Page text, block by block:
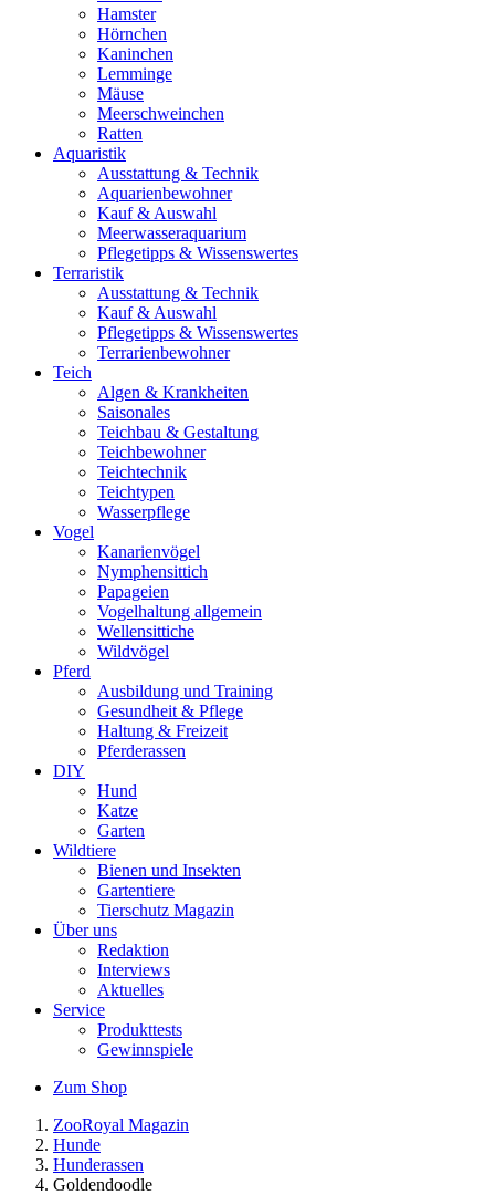
Hamster
Hörnchen
Kaninchen
Lemminge
Mäuse
Meerschweinchen
Ratten
Aquaristik
Ausstattung & Technik
Aquarienbewohner
Kauf & Auswahl
Meerwasseraquarium
Pflegetipps & Wissenswertes
Terraristik
Ausstattung & Technik
Kauf & Auswahl
Pflegetipps & Wissenswertes
Terrarienbewohner
Teich
Algen & Krankheiten
Saisonales
Teichbau & Gestaltung
Teichbewohner
Teichtechnik
Teichtypen
Wasserpflege
Vogel
Kanarienvögel
Nymphensittich
Papageien
Vogelhaltung allgemein
Wellensittiche
Wildvögel
Pferd
Ausbildung und Training
Gesundheit & Pflege
Haltung & Freizeit
Pferderassen
DIY
Hund
Katze
Garten
Wildtiere
Bienen und Insekten
Gartentiere
Tierschutz Magazin
Über uns
Redaktion
Interviews
Aktuelles
Service
Produkttests
Gewinnspiele
Zum Shop
ZooRoyal Magazin
Hunde
Hunderassen
Goldendoodle